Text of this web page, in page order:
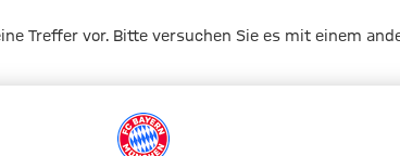
Treffer vor. Bitte versuchen Sie es mit einem